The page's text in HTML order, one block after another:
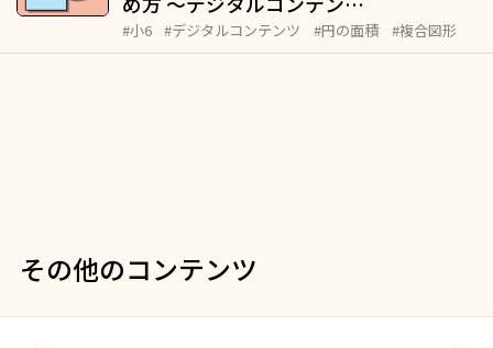
#小6 #デジタルコンテンツ #円の面積 #複合図形
その他のコンテンツ